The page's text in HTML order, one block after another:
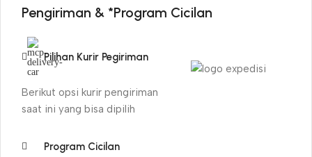
Pengiriman & *Program Cicilan
Pilihan Kurir Pegiriman
Berikut opsi kurir pengiriman
saat ini yang bisa dipilih
Program Cicilan